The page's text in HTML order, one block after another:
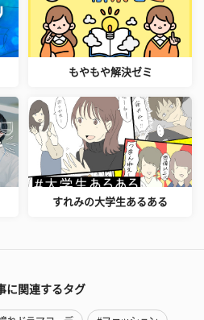
もやもや解決ゼミ
すれみの大学生あるある
に関連するタグ